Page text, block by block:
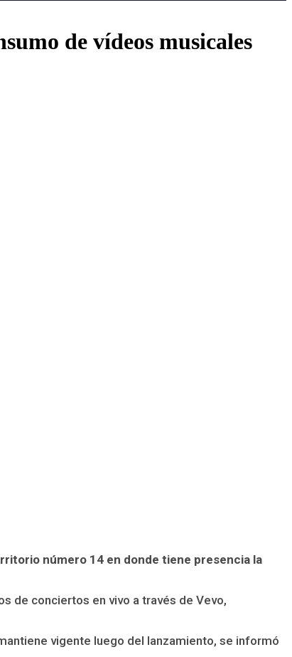
de vídeos musicales
número 14 en donde tiene presencia la
de conciertos en vivo a través de Vevo,
vigente luego del lanzamiento, se informó